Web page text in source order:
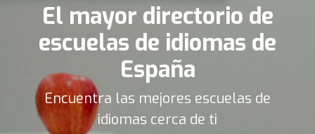
El mayor directorio de
escuelas de idiomas de
España
Encuentra las mejores escuelas de
idiomas cerca de ti